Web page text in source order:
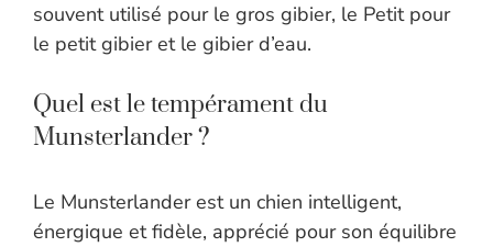
souvent utilisé pour le gros gibier, le Petit pour
le petit gibier et le gibier d’eau.
Quel est le tempérament du
Munsterlander ?
Le Munsterlander est un chien intelligent,
énergique et fidèle, apprécié pour son équilibre